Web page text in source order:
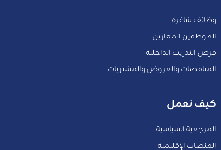
وظائف شاغرة
الموظفين المعارين
فرص التدريب الداخلية
المناقصات والعروض والمشتريات
كيف نعمل
المرجعية السياسية
المنصات الإقليمية